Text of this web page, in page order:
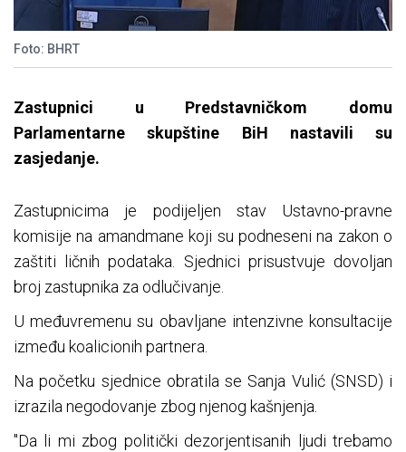
Foto: BHRT
Zastupnici u Predstavničkom domu
Parlamentarne skupštine BiH nastavili su
zasjedanje.
Zastupnicima je podijeljen stav Ustavno-pravne
komisije na amandmane koji su podneseni na zakon o
zaštiti ličnih podataka. Sjednici prisustvuje dovoljan
broj zastupnika za odlučivanje.
U međuvremenu su obavljane intenzivne konsultacije
između koalicionih partnera.
Na početku sjednice obratila se Sanja Vulić (SNSD) i
izrazila negodovanje zbog njenog kašnjenja.
"Da li mi zbog politički dezorjentisanih ljudi trebamo